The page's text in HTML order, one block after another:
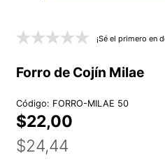
¡Sé el primero en
Forro de Cojín Milae
Código: FORRO-MILAE 50
$22,00
$24,44